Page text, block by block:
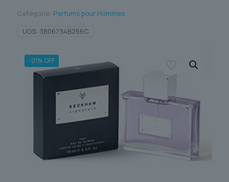
-21% OFF
Catégorie: Parfums pour Hommes
UGS: 3806734B256C